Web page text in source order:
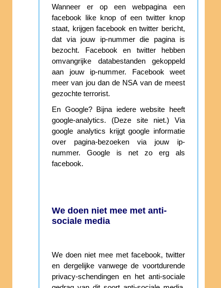
Wanneer er op een webpagina een
facebook like knop of een twitter knop
staat, krijgen facebook en twitter bericht,
dat via jouw ip-nummer die pagina is
bezocht. Facebook en twitter hebben
omvangrijke databestanden gekoppeld
aan jouw ip-nummer. Facebook weet
meer van jou dan de NSA van de meest
gezochte terrorist.
En Google? Bijna iedere website heeft
google-analytics. (Deze site niet.) Via
google analytics krijgt google informatie
over pagina-bezoeken via jouw ip-
nummer. Google is net zo erg als
facebook.
We doen niet mee met anti-
sociale media
We doen niet mee met facebook, twitter
en dergelijke vanwege de voortdurende
privacy-schendingen en het anti-sociale